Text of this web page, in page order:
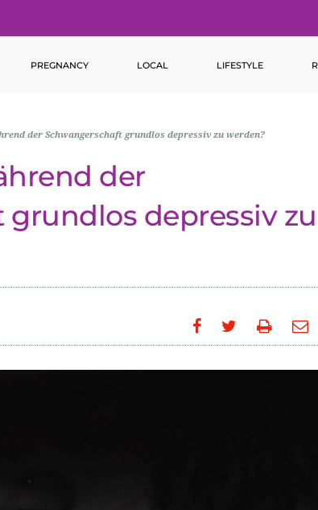
PREGNANCY LOCAL LIFESTYLE
der Schwangerschaft grundlos depressiv zu werden?
der
depressiv zu